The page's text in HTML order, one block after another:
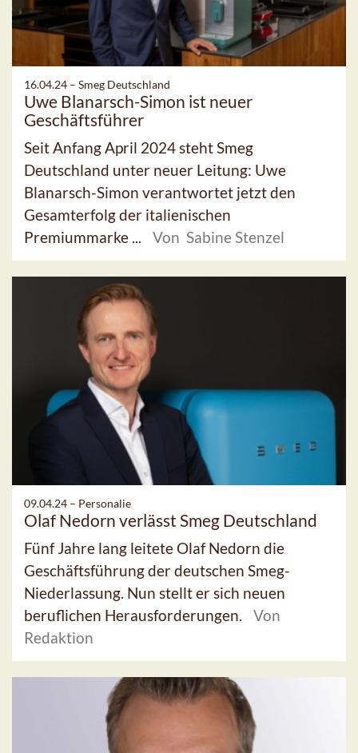
16.04.24 – Smeg Deutschland
Uwe Blanarsch-Simon ist neuer
Geschäftsführer
Seit Anfang April 2024 steht Smeg
Deutschland unter neuer Leitung: Uwe
Blanarsch-Simon verantwortet jetzt den
Gesamterfolg der italienischen
Premiummarke ...
Von Sabine Stenzel
09.04.24 – Personalie
Olaf Nedorn verlässt Smeg Deutschland
Fünf Jahre lang leitete Olaf Nedorn die
Geschäftsführung der deutschen Smeg-
Niederlassung. Nun stellt er sich neuen
beruflichen Herausforderungen.
Von
Redaktion